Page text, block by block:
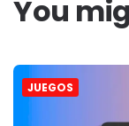
You
JUEGOS